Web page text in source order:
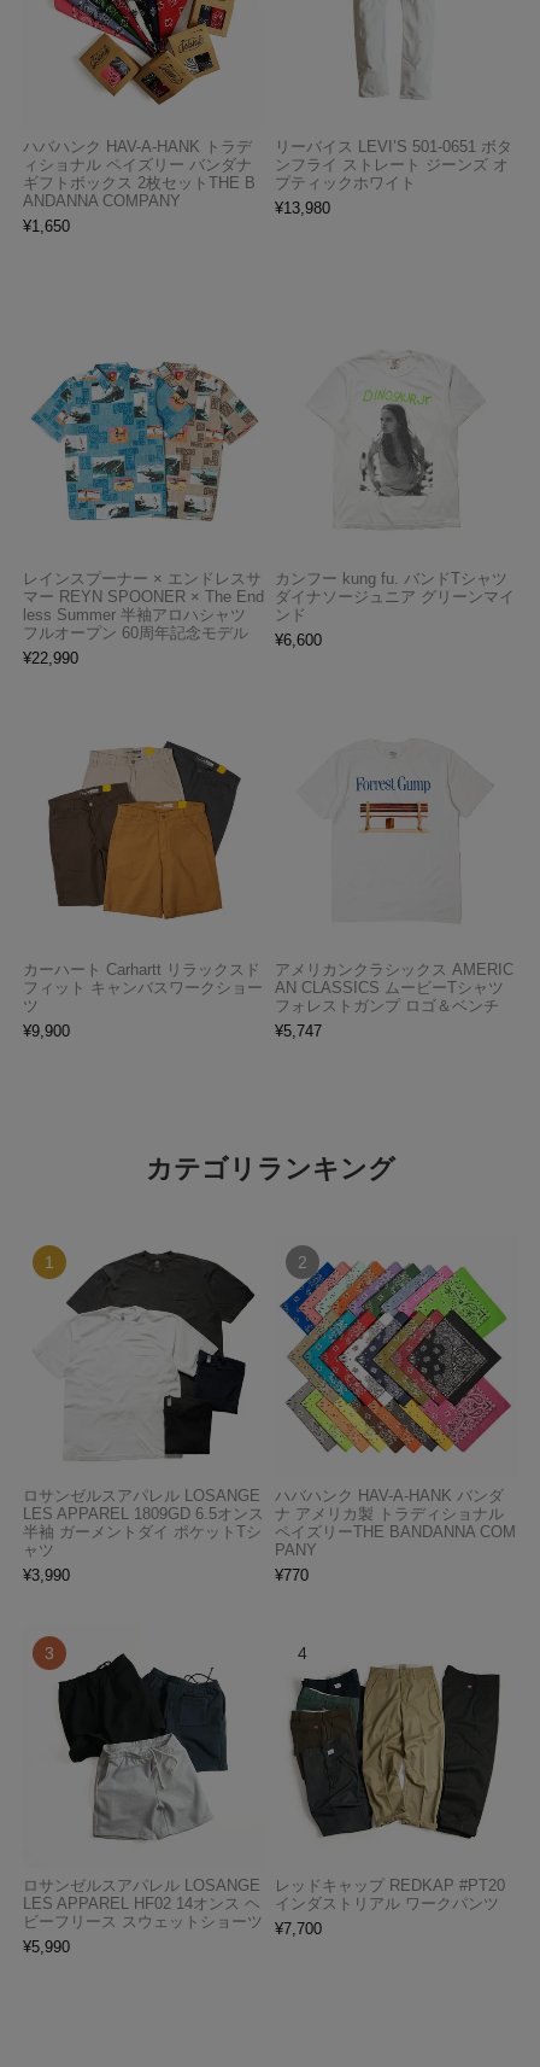
ハバハンク HAV-A-HANK トラデ
ィショナル ペイズリー バンダナ
ギフトボックス 2枚セットTHE B
ANDANNA COMPANY
¥1,650
リーバイス LEVI’S 501-0651 ボタ
ンフライ ストレート ジーンズ オ
プティックホワイト
¥13,980
レインスプーナー × エンドレスサ
マー REYN SPOONER × The End
less Summer 半袖アロハシャツ
フルオープン 60周年記念モデル
¥22,990
カンフー kung fu. バンドTシャツ
ダイナソージュニア グリーンマイ
ンド
¥6,600
カーハート Carhartt リラックスド
フィット キャンバスワークショー
ツ
¥9,900
アメリカンクラシックス AMERIC
AN CLASSICS ムービーTシャツ
フォレストガンプ ロゴ＆ベンチ
¥5,747
カテゴリランキング
ロサンゼルスアパレル LOSANGE
LES APPAREL 1809GD 6.5オンス
半袖 ガーメントダイ ポケットTシ
ャツ
¥3,990
ハバハンク HAV-A-HANK バンダ
ナ アメリカ製 トラディショナル
ペイズリーTHE BANDANNA COM
PANY
¥770
ロサンゼルスアパレル LOSANGE
LES APPAREL HF02 14オンス ヘ
ビーフリース スウェットショーツ
¥5,990
レッドキャップ REDKAP #PT20
インダストリアル ワークパンツ
¥7,700